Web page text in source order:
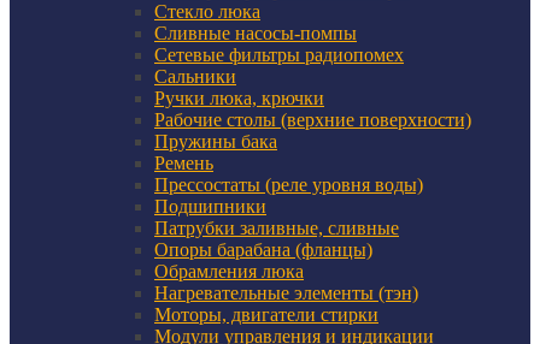
Стекло люка
Сливные насосы-помпы
Сетевые фильтры радиопомех
Сальники
Ручки люка, крючки
Рабочие столы (верхние поверхности)
Пружины бака
Ремень
Прессостаты (реле уровня воды)
Подшипники
Патрубки заливные, сливные
Опоры барабана (фланцы)
Обрамления люка
Нагревательные элементы (тэн)
Моторы, двигатели стирки
Модули управления и индикации